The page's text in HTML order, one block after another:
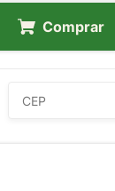
Comprar